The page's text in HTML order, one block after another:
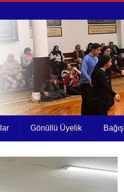
Gönüllü Üyelik Bağış